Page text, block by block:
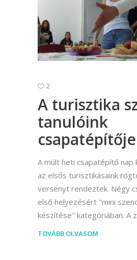
2
A turisztika
tanulóink
csapatépítője
A múlt heti csapatépítő nap
az elsős turisztikásaink
versenyt rendeztek. Négy
első helyezésért "mini
készítése" kategóriában. A
TOVÁBB OLVASOM